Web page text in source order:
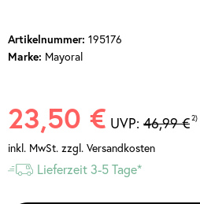
Artikelnummer: 195176
Marke: Mayoral
23,50 € UVP: 46,99 €2)
inkl. MwSt. zzgl. Versandkosten
Lieferzeit 3-5 Tage*